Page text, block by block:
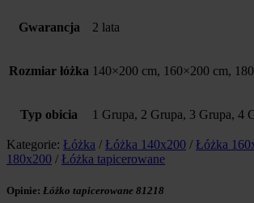
Gwarancja 2 lata
Rozmiar łóżka 140×200 cm, 160×200 cm,
Typ obicia 1 Grupa, 2 Grupa, 3 Grupa, 4
Kategorie: Łóżka / Łóżka 140x200 / Łóżka
180x200 / Łóżka tapicerowane
Opinie: Łóżko tapicerowane 81218